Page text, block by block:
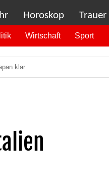
Horoskop Trauer
Wirtschaft Sport
klar